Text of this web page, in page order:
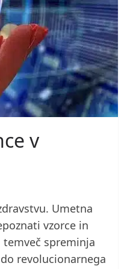
v
Umetna
vzorce in
spreminja
revolucionarnega